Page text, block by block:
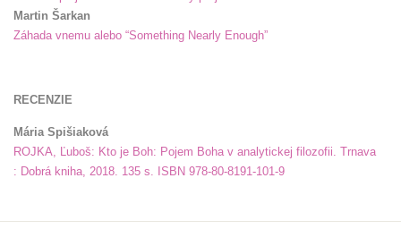
Martin Šarkan
Záhada vnemu alebo “Something Nearly Enough”
RECENZIE
Mária Spišiaková
ROJKA, Ľuboš: Kto je Boh: Pojem Boha v analytickej filozofii. Trnava
: Dobrá kniha, 2018. 135 s. ISBN 978-80-8191-101-9